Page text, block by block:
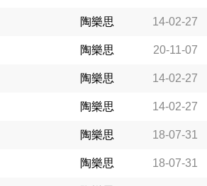
陶樂思 14-02-27
陶樂思 20-11-07
陶樂思 14-02-27
陶樂思 14-02-27
陶樂思 18-07-31
陶樂思 18-07-31